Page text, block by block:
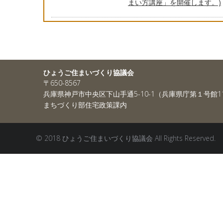
まい方講座」を開催します。)
ひょうご住まいづくり協議会
〒650-8567
兵庫県神戸市中央区下山手通5-10-1（兵庫県庁第１号館11
まちづくり部住宅政策課内
© 2018 ひょうご住まいづくり協議会 All Rights Reserved.